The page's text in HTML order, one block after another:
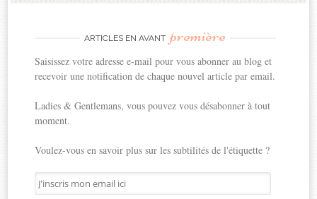
ARTICLES EN AVANT première
Saisissez votre adresse e-mail pour vous abonner au blog et
recevoir une notification de chaque nouvel article par email.
Ladies & Gentlemans, vous pouvez vous désabonner à tout
moment.
Voulez-vous en savoir plus sur les subtilités de l'étiquette ?
J'inscris
mon